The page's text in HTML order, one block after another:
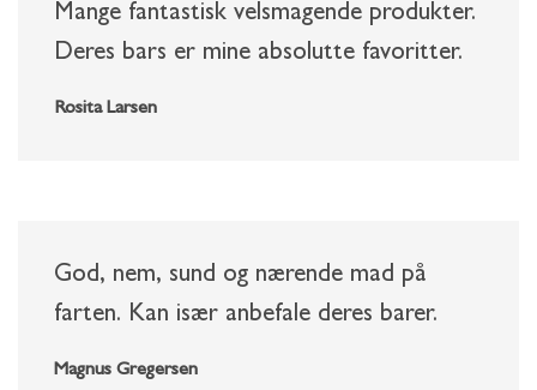
Mange fantastisk velsmagende produkter.
Deres bars er mine absolutte favoritter.
Rosita Larsen
God, nem, sund og nærende mad på
farten. Kan især anbefale deres barer.
Magnus Gregersen